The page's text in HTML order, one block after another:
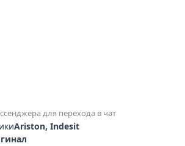
для перехода в чат
Ariston, Indesit